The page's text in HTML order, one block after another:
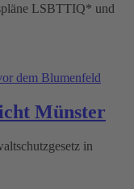
LSBTTIQ* und
Münster
in